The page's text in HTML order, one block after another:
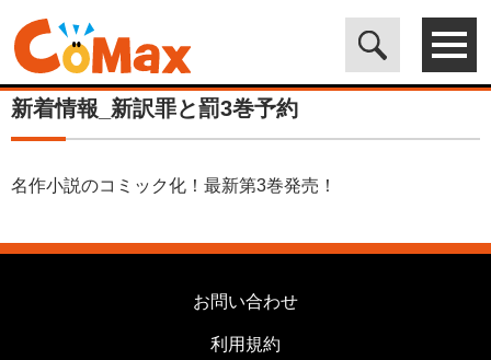
電子書籍マンガ CoMax(コマックス)公式サイト - 株式会社ICE>カ
テゴリは使用しません>新着情報_新訳罪と罰3巻予約
新着情報_新訳罪と罰3巻予約
名作小説のコミック化！最新第3巻発売！
お問い合わせ
利用規約